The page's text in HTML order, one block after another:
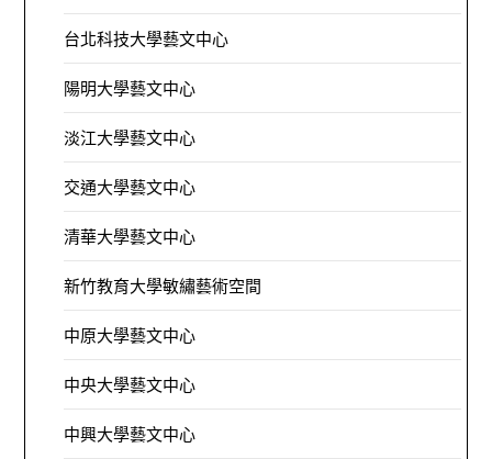
台北科技大學藝文中心
陽明大學藝文中心
淡江大學藝文中心
交通大學藝文中心
清華大學藝文中心
新竹教育大學敏繡藝術空間
中原大學藝文中心
中央大學藝文中心
中興大學藝文中心